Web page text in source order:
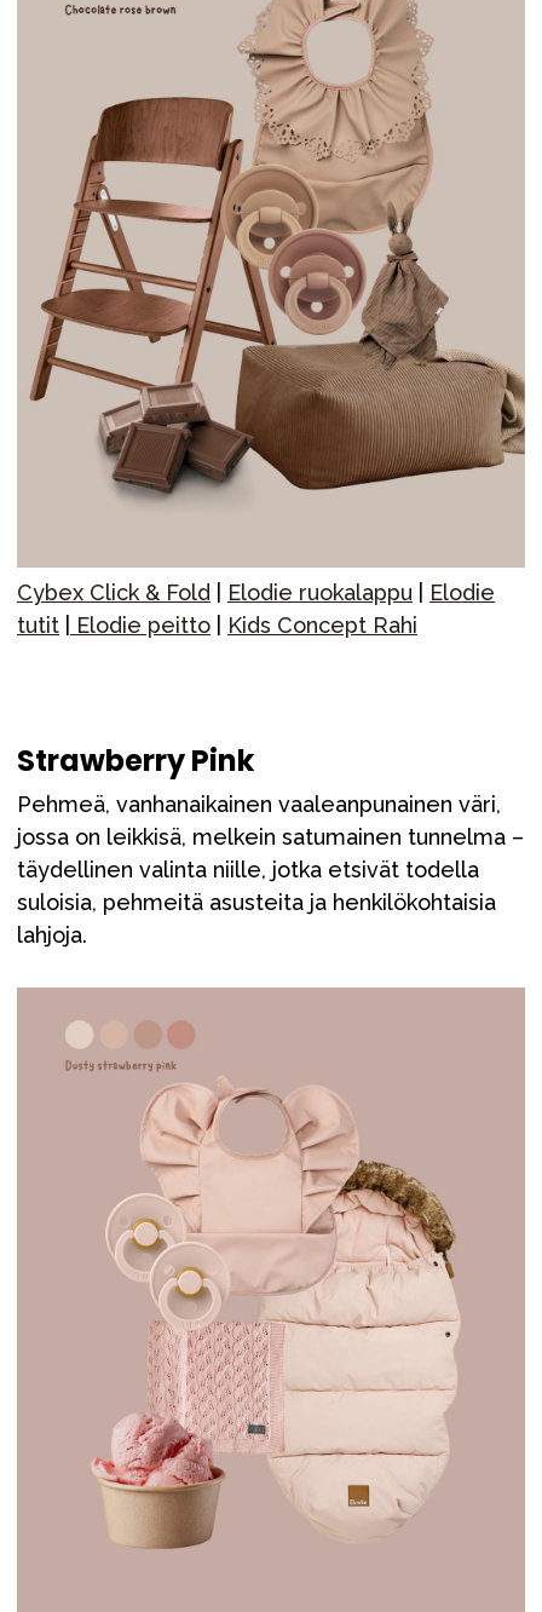
Cybex Click & Fold Elodie ruokalappu
Elodie
tutit
Elodie peitto Kids Concept Rahi
Strawberry Pink
Pehmeä, vanhanaikainen vaaleanpunainen väri,
jossa on leikkisä, melkein satumainen tunnelma –
täydellinen valinta niille, jotka etsivät todella
suloisia, pehmeitä asusteita ja henkilökohtaisia
lahjoja.